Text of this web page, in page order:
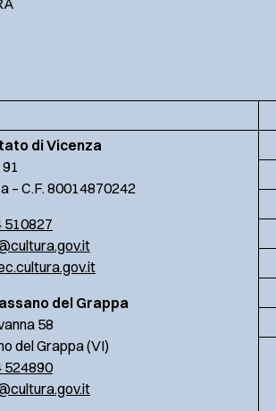
di Vicenza
– C.F. 80014870242
510827
del Grappa
58
del Grappa (VI)
524890